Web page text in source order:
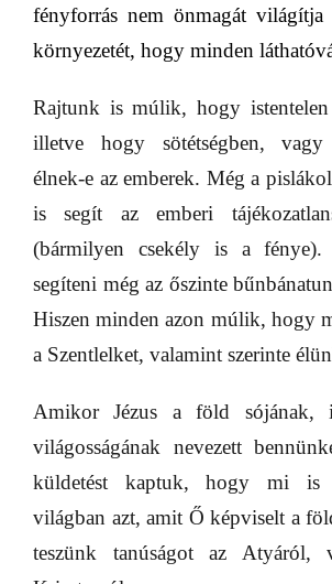
fényforrás nem önmagát világítja
környezetét, hogy minden
Rajtunk is múlik, hogy
illetve hogy sötétségben, vagy
élnek-e az emberek. Még a
is segít az emberi
(bármilyen csekély is a
segíteni még az őszinte
Hiszen minden azon múlik, hogy
a Szentlelket, valamint szerinte
Amikor Jézus a föld sójának,
világosságának nevezett
küldetést kaptuk, hogy mi is
világban azt, amit Ő képviselt a
teszünk tanúságot az Atyáról,